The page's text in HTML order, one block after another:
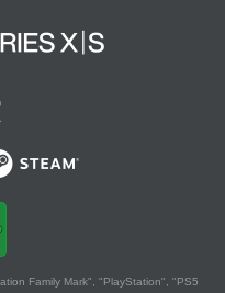
Family Mark", "PlayStation", "PS5